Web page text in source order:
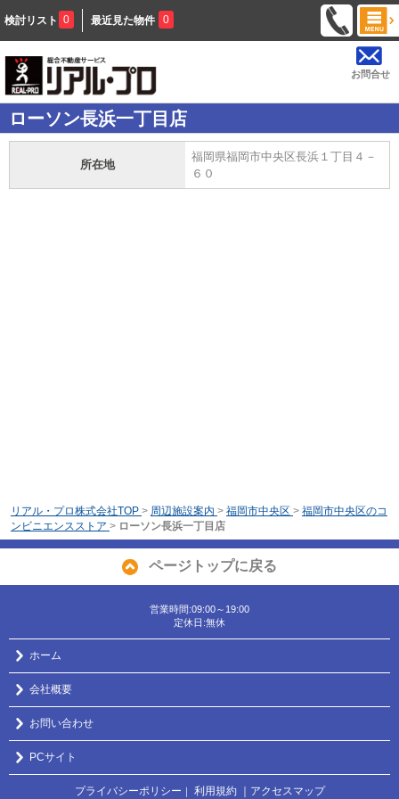
検討リスト 0 最近見た物件 0
お問合せ
ローソン長浜一丁目店
所在地
福岡県福岡市中央区長浜１丁目４－
６０
リアル・プロ株式会社TOP > 周辺施設案内 > 福岡市中央区 > 福岡市中央区のコ
ンビニエンスストア > ローソン長浜一丁目店
ページトップに戻る
営業時間:09:00～19:00
定休日:無休
ホーム
会社概要
お問い合わせ
PCサイト
プライバシーポリシー ｜ 利用規約 ｜アクセスマップ